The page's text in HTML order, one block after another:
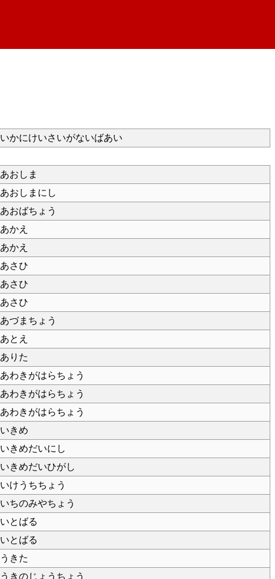
いかにけいさいがないばあい
あおしま
あおしまにし
あおばちょう
あかえ
あかえ
あさひ
あさひ
あさひ
あづまちょう
あとえ
ありた
あわきがはらちょう
あわきがはらちょう
あわきがはらちょう
いきめ
いきめだいにし
いきめだいひがし
いけうちちょう
いちのみやちょう
いとばる
いとばる
うきた
うきのじょうちょう